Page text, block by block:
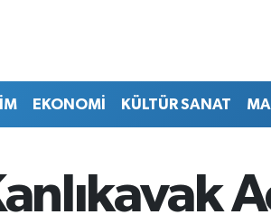
EKONOMİ KÜLTÜR SANAT